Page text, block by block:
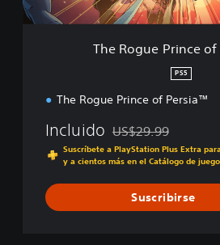
i
n
The Rogue Prince
PS5
The Rogue Prince of Persia™
Incluido Rebajado del precio
US$29.99
Suscríbete a PlayStation Plus Extra
y a cientos más en el Catálogo de
Suscribirse